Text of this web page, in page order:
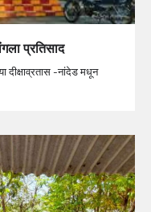
प्रतिसाद
दीक्षाव्रतास -नांदेड मधून